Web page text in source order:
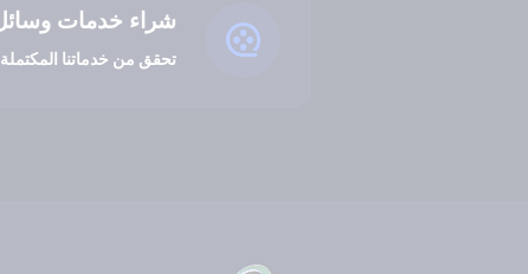
شراء خدمات
تحقق من خدماتنا